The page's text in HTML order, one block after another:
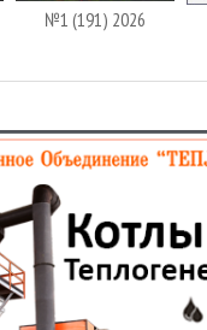
№1 (191) 2026